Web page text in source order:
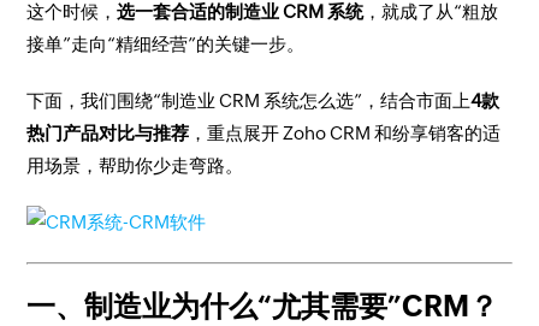
这个时候，选一套合适的制造业 CRM 系统，就成了从“粗放
接单”走向“精细经营”的关键一步。
下面，我们围绕“制造业 CRM 系统怎么选”，结合市面上4款
热门产品对比与推荐 ，重点展开 Zoho CRM 和纷享销客的适
用场景，帮助你少走弯路。
一、制造业为什么“尤其需要”CRM？